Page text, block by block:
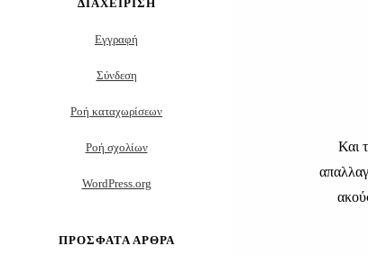
ΔΙΑΧΕΊΡΙΣΗ
Εγγραφή
Σύνδεση
Ροή καταχωρίσεων
Ροή σχολίων
WordPress.org
ΠΡΌΣΦΑΤΑ ΆΡΘΡΑ
Και